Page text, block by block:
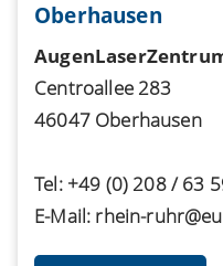
Oberhausen
Centroallee 283
46047 Oberhausen
Tel: +49 (0) 208 / 63
E-Mail: rhein-